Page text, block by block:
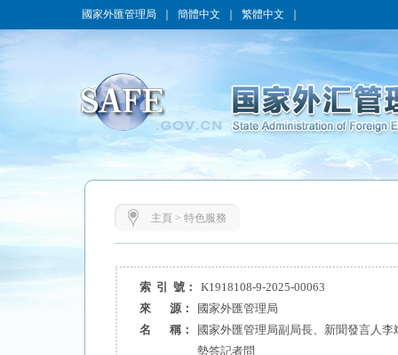
國家外匯管理局 簡體中文 繁體中文
主頁 > 特色服務
索 引 號：
K1918108-9-2025-00063
來 源：
國家外匯管理局
名 稱：
國家外匯管理局副局長、新聞發言人
勢答記者問